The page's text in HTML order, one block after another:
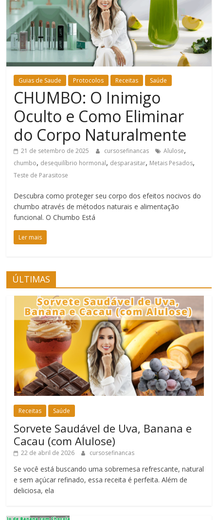
Estar
Guias de Saude Protocolos Receitas Saúde
CHUMBO: O Inimigo
Oculto e Como Eliminar
do Corpo Naturalmente
21 de setembro de 2025 cursosefinancas Alulose,
chumbo, desequilíbrio hormonal, desparasitar, Metais Pesados,
Teste de Parasitose
Descubra como proteger seu corpo dos efeitos nocivos do
chumbo através de métodos naturais e alimentação
funcional. O Chumbo Está
Ler mais
ÚLTIMAS
Receitas Saúde
Sorvete Saudável de Uva, Banana e
Cacau (com Alulose)
22 de abril de 2026 cursosefinancas
Se você está buscando uma sobremesa refrescante, natural
e sem açúcar refinado, essa receita é perfeita. Além de
deliciosa, ela